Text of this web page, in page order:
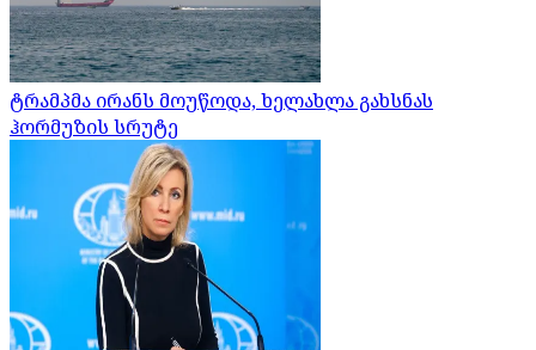
ტრამპმა ირანს მოუწოდა, ხელახლა გახსნას
ჰორმუზის სრუტე